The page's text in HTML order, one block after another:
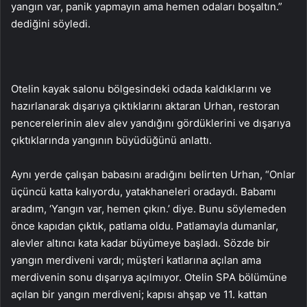
yangın var, panik yapmayın ama hemen odaları boşaltın.”
dediğini söyledi.
Otelin kayak salonu bölgesindeki odada kaldıklarını ve
hazırlanarak dışarıya çıktıklarını aktaran Urhan, restoran
pencerelerinin alev alev yandığını gördüklerini ve dışarıya
çıktıklarında yangının büyüdüğünü anlattı.
Aynı yerde çalışan babasını aradığını belirten Urhan, “Onlar
üçüncü katta kalıyordu, yatakhaneleri oradaydı. Babamı
aradım, ‘Yangın var, hemen çıkın.’ diye. Bunu söylemeden
önce kapıdan çıktık, patlama oldu. Patlamayla dumanlar,
alevler altıncı kata kadar büyümeye başladı. Sözde bir
yangın merdiveni vardı; müşteri katlarına açılan ama
merdivenin sonu dışarıya açılmıyor. Otelin SPA bölümüne
açılan bir yangın merdiveni; kapısı ahşap ve 11. kattan